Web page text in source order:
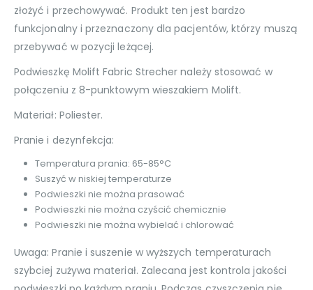
złożyć i przechowywać. Produkt ten jest bardzo
funkcjonalny i przeznaczony dla pacjentów, którzy muszą
przebywać w pozycji leżącej.
Podwieszkę Molift Fabric Strecher należy stosować w
połączeniu z 8-punktowym wieszakiem Molift.
Materiał: Poliester.
Pranie i dezynfekcja:
Temperatura prania: 65-85°C
Suszyć w niskiej temperaturze
Podwieszki nie można prasować
Podwieszki nie można czyścić chemicznie
Podwieszki nie można wybielać i chlorować
Uwaga: Pranie i suszenie w wyższych temperaturach
szybciej zużywa materiał. Zalecana jest kontrola jakości